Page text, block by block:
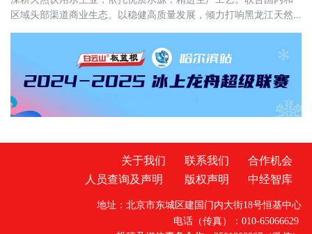
区域头部渠道商业生态。以稳健高质量发展，倾力打响黑龙江天然
关于我们 联系我们
合作机会
人员查询及声明
版权声明 中经智库
地址：北京市东城区建国门内大街18号恒基中心
电话（传真）：010-65066629